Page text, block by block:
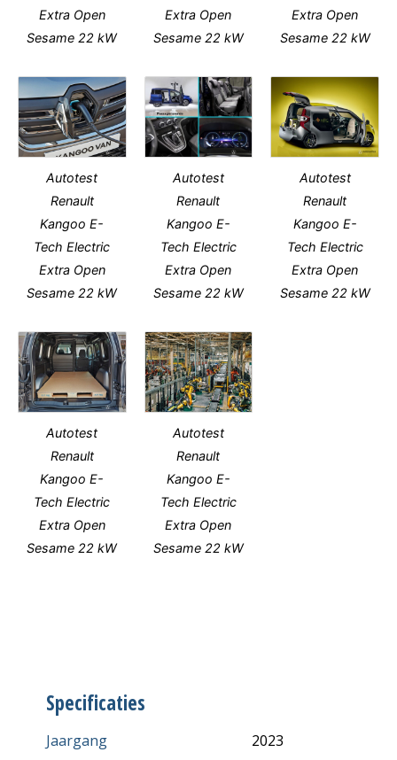
Extra Open
Sesame 22 kW
Extra Open
Sesame 22 kW
Extra Open
Sesame 22 kW
Autotest
Renault
Kangoo E-
Tech Electric
Extra Open
Sesame 22 kW
Autotest
Renault
Kangoo E-
Tech Electric
Extra Open
Sesame 22 kW
Autotest
Renault
Kangoo E-
Tech Electric
Extra Open
Sesame 22 kW
Autotest
Renault
Kangoo E-
Tech Electric
Extra Open
Sesame 22 kW
Autotest
Renault
Kangoo E-
Tech Electric
Extra Open
Sesame 22 kW
Specificaties
Jaargang 2023